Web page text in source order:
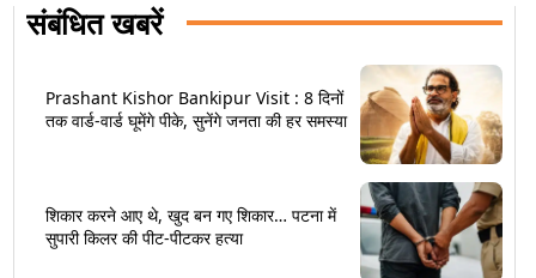
संबंधित खबरें
Prashant Kishor Bankipur Visit : 8 दिनों
तक वार्ड-वार्ड घूमेंगे पीके, सुनेंगे जनता की हर समस्या
शिकार करने आए थे, खुद बन गए शिकार… पटना में
सुपारी किलर की पीट-पीटकर हत्या